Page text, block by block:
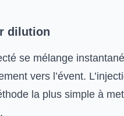
dilution
se mélange
vers l’évent.
la plus simple à